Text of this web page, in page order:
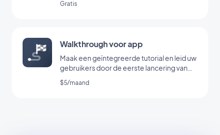
Gratis
Walkthrough voor app
Maak een geïntegreerde tutorial en leid uw
gebruikers door de eerste lancering van
uw app
$5/maand